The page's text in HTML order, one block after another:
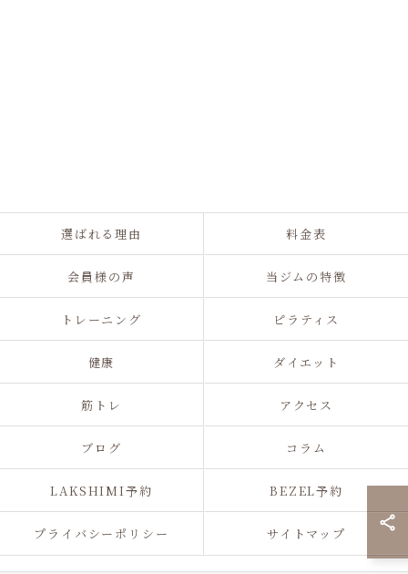
選ばれる理由 料金表
会員様の声 当ジムの特徴
トレーニング ピラティス
健康 ダイエット
筋トレ アクセス
ブログ コラム
LAKSHIMI予約 BEZEL予約
プライバシーポリシー サイトマップ